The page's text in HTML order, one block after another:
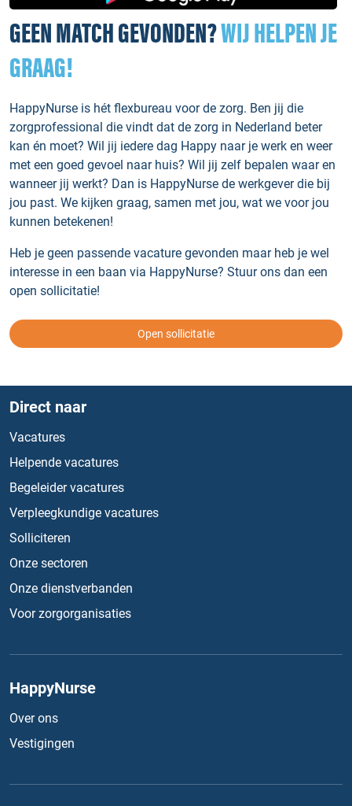
GEEN MATCH GEVONDEN?WIJ HELPEN JE
GRAAG!
HappyNurse is hét flexbureau voor de zorg. Ben jij die
zorgprofessional die vindt dat de zorg in Nederland beter
kan én moet? Wil jij iedere dag Happy naar je werk en weer
met een goed gevoel naar huis? Wil jij zelf bepalen waar en
wanneer jij werkt? Dan is HappyNurse de werkgever die bij
jou past. We kijken graag, samen met jou, wat we voor jou
kunnen betekenen!
Heb je geen passende vacature gevonden maar heb je wel
interesse in een baan via HappyNurse? Stuur ons dan een
open sollicitatie!
Open sollicitatie
Direct naar
Vacatures
Helpende vacatures
Begeleider vacatures
Verpleegkundige vacatures
Solliciteren
Onze sectoren
Onze dienstverbanden
Voor zorgorganisaties
HappyNurse
Over ons
Vestigingen